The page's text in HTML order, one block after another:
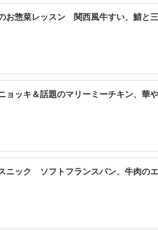
惣菜レッスン 関西風牛すい、鯖と
ッキ＆話題のマリーミーチキン、華
ック ソフトフランスパン、牛肉の